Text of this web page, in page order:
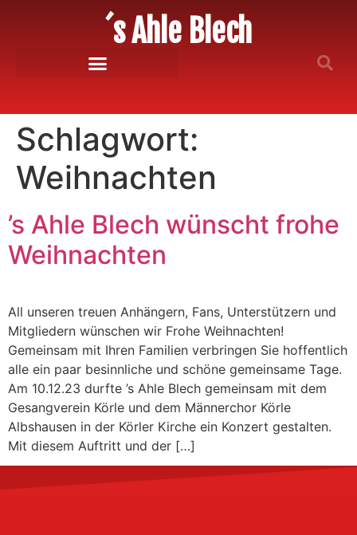
´s Ahle Blech
Schlagwort:
Weihnachten
’s Ahle Blech wünscht frohe
Weihnachten
All unseren treuen Anhängern, Fans, Unterstützern und
Mitgliedern wünschen wir Frohe Weihnachten!
Gemeinsam mit Ihren Familien verbringen Sie hoffentlich
alle ein paar besinnliche und schöne gemeinsame Tage.
Am 10.12.23 durfte ’s Ahle Blech gemeinsam mit dem
Gesangverein Körle und dem Männerchor Körle
Albshausen in der Körler Kirche ein Konzert gestalten.
Mit diesem Auftritt und der […]